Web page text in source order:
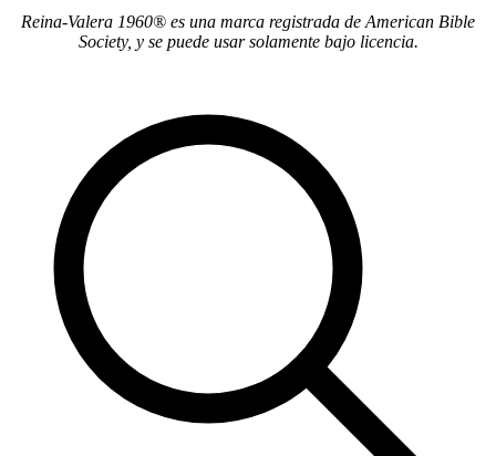
Reina-Valera 1960® es una marca registrada de American Bible
Society, y se puede usar solamente bajo licencia.